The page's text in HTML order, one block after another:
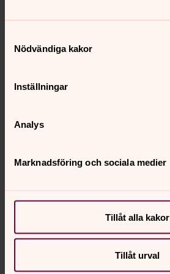
Nödvändiga kakor
Inställningar
Analys
Marknadsföring och sociala medier
Tillåt alla kakor
Tillåt urval